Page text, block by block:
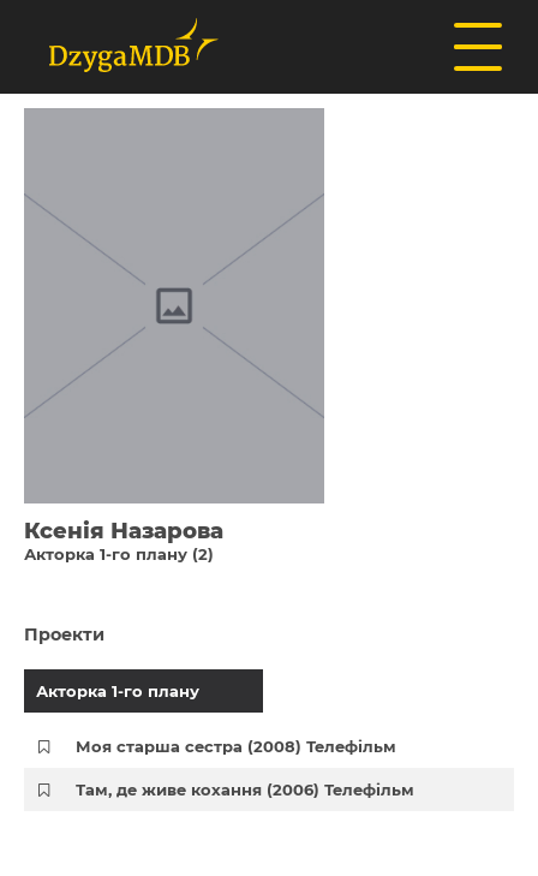
Ксенія Назарова
Акторка 1-го плану (2)
Проекти
Акторка 1-го плану
Моя старша сестра (2008) Телефільм
Там, де живе кохання (2006) Телефільм